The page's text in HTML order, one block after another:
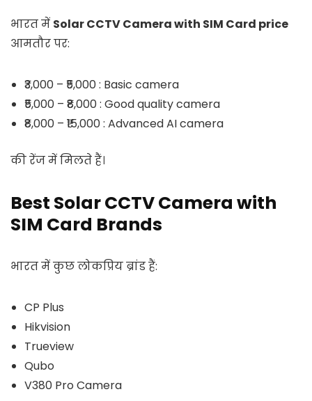
भारत में Solar CCTV Camera with SIM Card price
आमतौर पर:
₹3,000 – ₹5,000 : Basic camera
₹5,000 – ₹8,000 : Good quality camera
₹8,000 – ₹15,000 : Advanced AI camera
की रेंज में मिलते हैं।
Best Solar CCTV Camera with
SIM Card Brands
भारत में कुछ लोकप्रिय ब्रांड हैं:
CP Plus
Hikvision
Trueview
Qubo
V380 Pro Camera